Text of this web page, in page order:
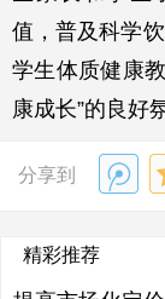
值，普及科学
学生体质健康
康成长”的良好
分享到
精彩推荐